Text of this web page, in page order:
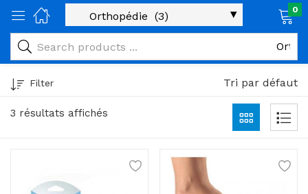
alimentaires)
0
3 résultats affichés
Filter Tri par défaut